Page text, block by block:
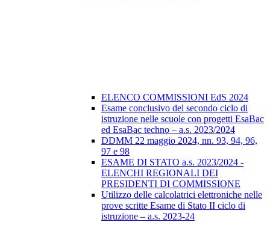
ELENCO COMMISSIONI EdS 2024
Esame conclusivo del secondo ciclo di
istruzione nelle scuole con progetti EsaBac
ed EsaBac techno – a.s. 2023/2024
DDMM 22 maggio 2024, nn. 93, 94, 96,
97 e 98
ESAME DI STATO a.s. 2023/2024 -
ELENCHI REGIONALI DEI
PRESIDENTI DI COMMISSIONE
Utilizzo delle calcolatrici elettroniche nelle
prove scritte Esame di Stato II ciclo di
istruzione – a.s. 2023-24